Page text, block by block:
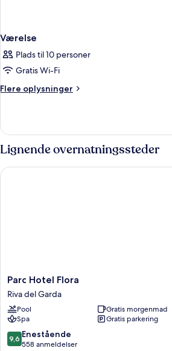
Værelse
Plads til 10 personer
Gratis Wi-Fi
Flere oplysninger
Flere
Lignende overnatningssteder
Parc
Hotel
Flora
Riva
del
Garda
Parc Hotel Flora
Riva del Garda
Pool
Gratis morgenmad
Spa
Gratis parkering
9.6
ud
9,6 Enestående
558 anmeldelser
Parc Hotel Flora